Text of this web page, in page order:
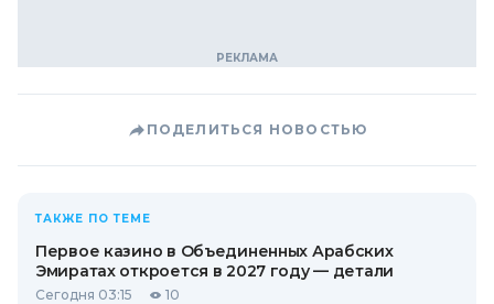
ПОДЕЛИТЬСЯ НОВОСТЬЮ
ТАКЖЕ ПО ТЕМЕ
Первое казино в Объединенных Арабских
Эмиратах откроется в 2027 году — детали
Сегодня 03:15 10